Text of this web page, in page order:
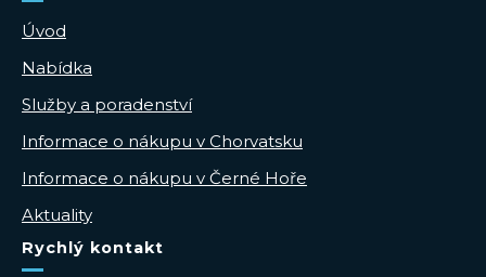
Úvod
Nabídka
Služby a poradenství
Informace o nákupu v Chorvatsku
Informace o nákupu v Černé Hoře
Aktuality
Rychlý kontakt